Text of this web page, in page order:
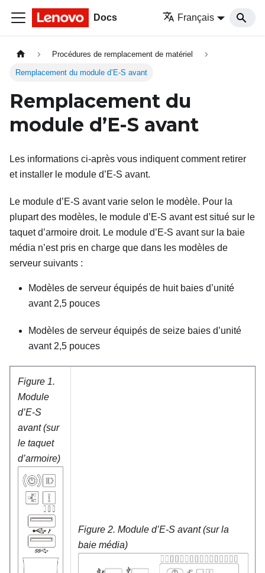
Docs Français
Procédures de remplacement de matériel
Remplacement du module d’E-S avant
Remplacement du
module d’E-S avant
Les informations ci-après vous indiquent comment retirer
et installer le module d’E-S avant.
Le module d’E-S avant varie selon le modèle. Pour la
plupart des modèles, le module d’E-S avant est situé sur le
taquet d’armoire droit. Le module d’E-S avant sur la baie
média n’est pris en charge que dans les modèles de
serveur suivants :
Modèles de serveur équipés de huit baies d’unité
avant 2,5 pouces
Modèles de serveur équipés de seize baies d’unité
avant 2,5 pouces
Figure 1.
Module
d’E-S
avant (sur
le taquet
d’armoire)
Figure 2. Module d’E-S avant (sur la
baie média)